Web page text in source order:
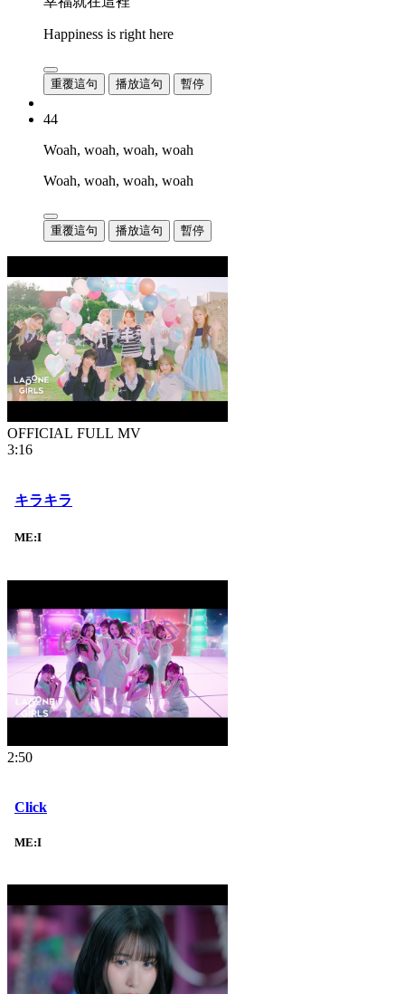
Happiness is right here
重覆這句 播放這句 暫停
44
Woah, woah, woah, woah
Woah, woah, woah, woah
重覆這句 播放這句 暫停
OFFICIAL FULL MV
3:16
キラキラ
ME:I
2:50
Click
ME:I